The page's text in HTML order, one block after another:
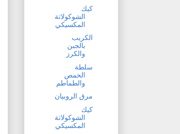
كيك
الشوكولاتة
المكسيكي
الكريب
بالجبن
والكرز
سلطة
الحمص
والطماطم
مرق الروبيان
كيك
الشوكولاتة
المكسيكي